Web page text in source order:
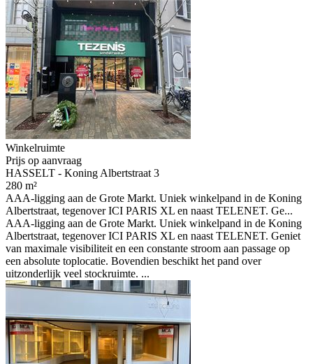
Winkelruimte
Prijs op aanvraag
HASSELT - Koning Albertstraat 3
280 m²
AAA-ligging aan de Grote Markt. Uniek winkelpand in de Koning
Albertstraat, tegenover ICI PARIS XL en naast TELENET. Ge...
AAA-ligging aan de Grote Markt. Uniek winkelpand in de Koning
Albertstraat, tegenover ICI PARIS XL en naast TELENET. Geniet
van maximale visibiliteit en een constante stroom aan passage op
een absolute toplocatie. Bovendien beschikt het pand over
uitzonderlijk veel stockruimte. ...